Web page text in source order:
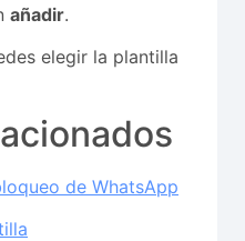
añadir.
elegir la plantilla
de WhatsApp